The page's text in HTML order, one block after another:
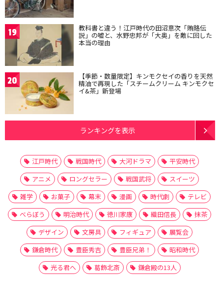
19 教科書と違う！江戸時代の田沼意次「賄賂伝
説」の嘘と、水野忠邦が「大奥」を敵に回した
本当の理由
20 【季節・数量限定】キンモクセイの香りを天然
精油で再現した「スチームクリーム キンモクセ
イ&茶」新登場
ランキングを表示
江戸時代 戦国時代 大河ドラマ
平安時代
アニメ
ロングセラー 戦国武将
スイーツ
雑学
お菓子 幕末 漫画 時代劇
テレビ
べらぼう
明治時代 徳川家康 織田信長
抹茶
デザイン
文房具 フィギュア
展覧会
鎌倉時代
豊臣秀吉 豊臣兄弟！
昭和時代
光る君へ
葛飾北斎 鎌倉殿の13人